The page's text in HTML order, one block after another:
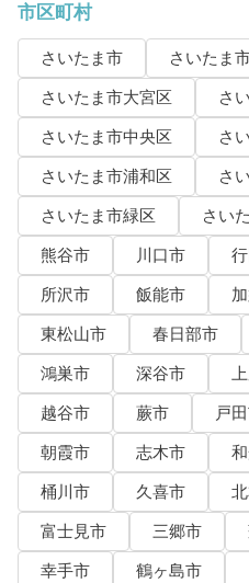
市区町村
さいたま市 さいたま
さいたま市大宮区
さ
さいたま市中央区
さ
さいたま市浦和区
さ
さいたま市緑区
さい
熊谷市
川口市
所沢市
飯能市
東松山市
春日部市
鴻巣市
深谷市
越谷市
蕨市 戸
朝霞市
志木市
桶川市
久喜市
富士見市
三郷市
幸手市
鶴ヶ島市